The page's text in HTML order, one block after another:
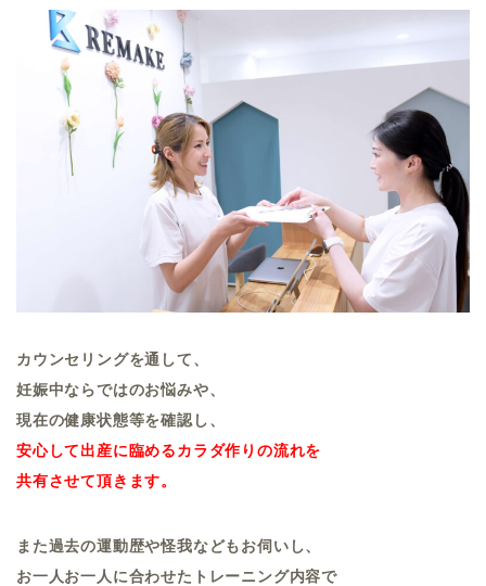
カウンセリングを通して、
妊娠中ならではのお悩みや、
現在の健康状態等を確認し、
安心して出産に臨めるカラダ作りの流れを
共有させて頂きます。
また過去の運動歴や怪我などもお伺いし、
お一人お一人に合わせたトレーニング内容で